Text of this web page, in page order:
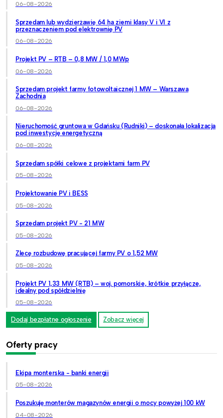
06-08-2026
Sprzedam lub wydzierżawię 64 ha ziemi klasy V i VI z
przeznaczeniem pod elektrownię PV
06-08-2026
Projekt PV – RTB – 0,8 MW / 1,0 MWp
06-08-2026
Sprzedam projekt farmy fotowoltaicznej 1 MW – Warszawa
Zachodnia
06-08-2026
Nieruchomość gruntowa w Gdańsku (Rudniki) – doskonała lokalizacja
pod inwestycję energetyczną
06-08-2026
Sprzedam spółki celowe z projektami farm PV
05-08-2026
Projektowanie PV i BESS
05-08-2026
Sprzedam projekt PV - 21 MW
05-08-2026
Zlecę rozbudowę pracującej farmy PV o 1,52 MW
05-08-2026
Projekt PV 1,33 MW (RTB) – woj. pomorskie, krótkie przyłącze,
idealny pod spółdzielnię
05-08-2026
Dodaj bezpłatne ogłoszenie Zobacz więcej
Oferty pracy
Ekipa monterska - banki energii
05-08-2026
Poszukuję monterów magazynów energii o mocy powyżej 100 kW
04-08-2026